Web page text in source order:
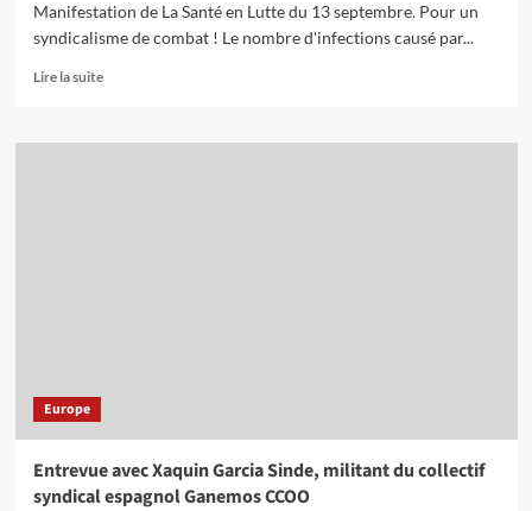
Manifestation de La Santé en Lutte du 13 septembre. Pour un
syndicalisme de combat ! Le nombre d'infections causé par...
Lire la suiteEn
sur
Europe
Entrevue avec Xaquin Garcia Sinde, militant du collectif
syndical espagnol Ganemos CCOO